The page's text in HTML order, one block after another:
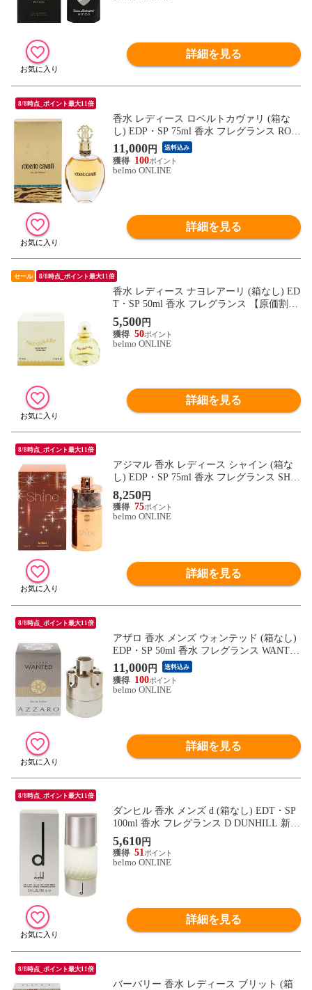
詳細を見る
8/8時点_ポイント最大11倍
香水 レディース ロベルトカヴァリ (箱な
し) EDP・SP 75ml 香水 フレグランス ROB
ERTO CAVALLI 新品 未使用
11,000円 送料込み
100
belmo ONLINE
詳細を見る
セール 8/8時点_ポイント最大11倍
香水 レディース ナヨレアーリ (箱なし) ED
T・SP 50ml 香水 フレグランス 【原価割れ
／在庫限り】 NAJ-OLEARI 新品 未使用
5,500円
50
belmo ONLINE
詳細を見る
8/8時点_ポイント最大11倍
アジマル 香水 レディース シャイン (箱な
し) EDP・SP 75ml 香水 フレグランス SHIN
E AJMAL 新品 未使用
8,250円
75
belmo ONLINE
詳細を見る
8/8時点_ポイント最大11倍
アザロ 香水 メンズ ウォンテッド (箱なし)
EDP・SP 50ml 香水 フレグランス WANTE
D AZZARO 新品 未使用
11,000円 送料込み
100
belmo ONLINE
詳細を見る
8/8時点_ポイント最大11倍
ダンヒル 香水 メンズ d (箱なし) EDT・SP
100ml 香水 フレグランス D DUNHILL 新品
未使用
5,610円
51
belmo ONLINE
詳細を見る
8/8時点_ポイント最大11倍
バーバリー 香水 レディース ブリット (箱